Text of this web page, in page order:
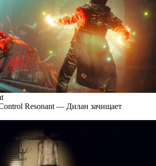
Resonant — Дилан зачищает